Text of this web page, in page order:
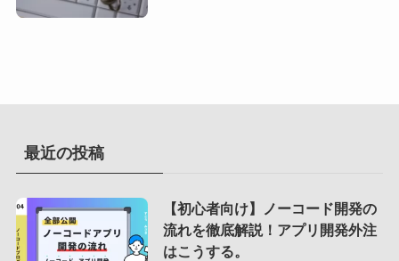
最近の投稿
【初心者向け】ノーコード開発の
流れを徹底解説！アプリ開発外注
はこうする。